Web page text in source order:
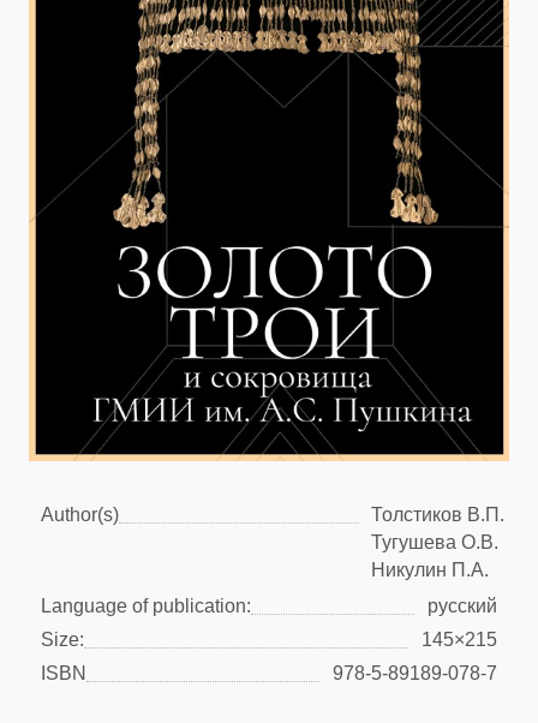
Author(s)
Толстиков В.П.
Тугушева О.В.
Никулин П.А.
Language of publication:
русский
Size:
145×215
ISBN
978‑5‑89189‑078‑7